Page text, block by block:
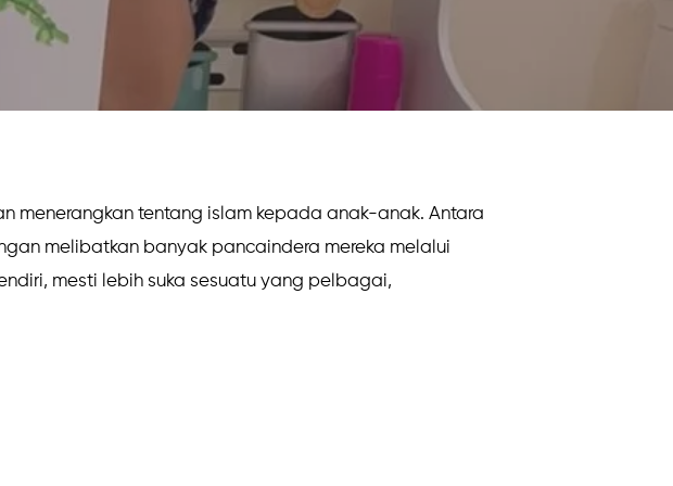
menerangkan tentang islam kepada anak-anak. Antara
melibatkan banyak pancaindera mereka melalui
mesti lebih suka sesuatu yang pelbagai,